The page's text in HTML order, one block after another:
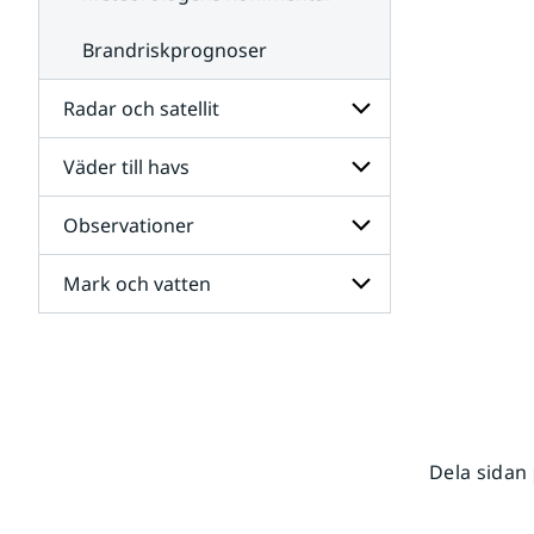
Brandriskprognoser
Radar och satellit
Undersidor
för
Radar
och
satellit
Väder till havs
Undersidor
för
Väder
till
havs
Observationer
Undersidor
för
Mark och vatten
Dela sidan